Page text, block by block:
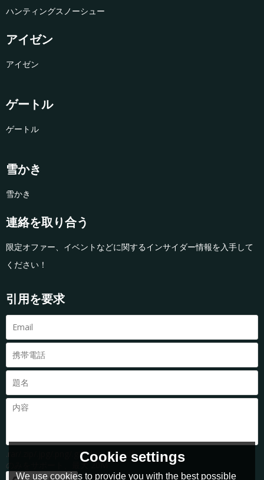
ハンティングスノーシュー
アイゼン
アイゼン
ゲートル
ゲートル
雪かき
雪かき
連絡を取り合う
限定オファー、イベントなどに関するインサイダー情報を入手して
ください！
引用を要求
.rar/.zip/.jpg/.png/.gif/.doc/.xls/.pdf
のみをサポート、最大 20M
Cookie settings
We use cookies to provide you with the best possible